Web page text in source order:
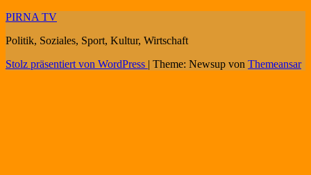
PIRNA TV
Politik, Soziales, Sport, Kultur, Wirtschaft
Stolz präsentiert von WordPress | Theme: Newsup von Themeansar